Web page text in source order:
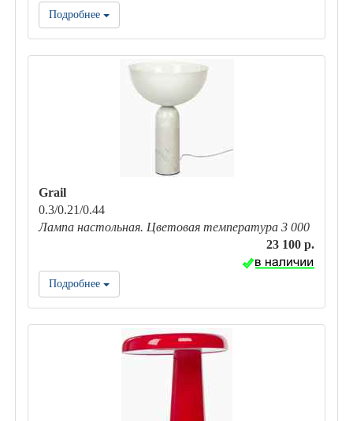
Подробнее
Grail
0.3/0.21/0.44
Лампа настольная. Цветовая температура 3 000
23 100 р.
Подробнее